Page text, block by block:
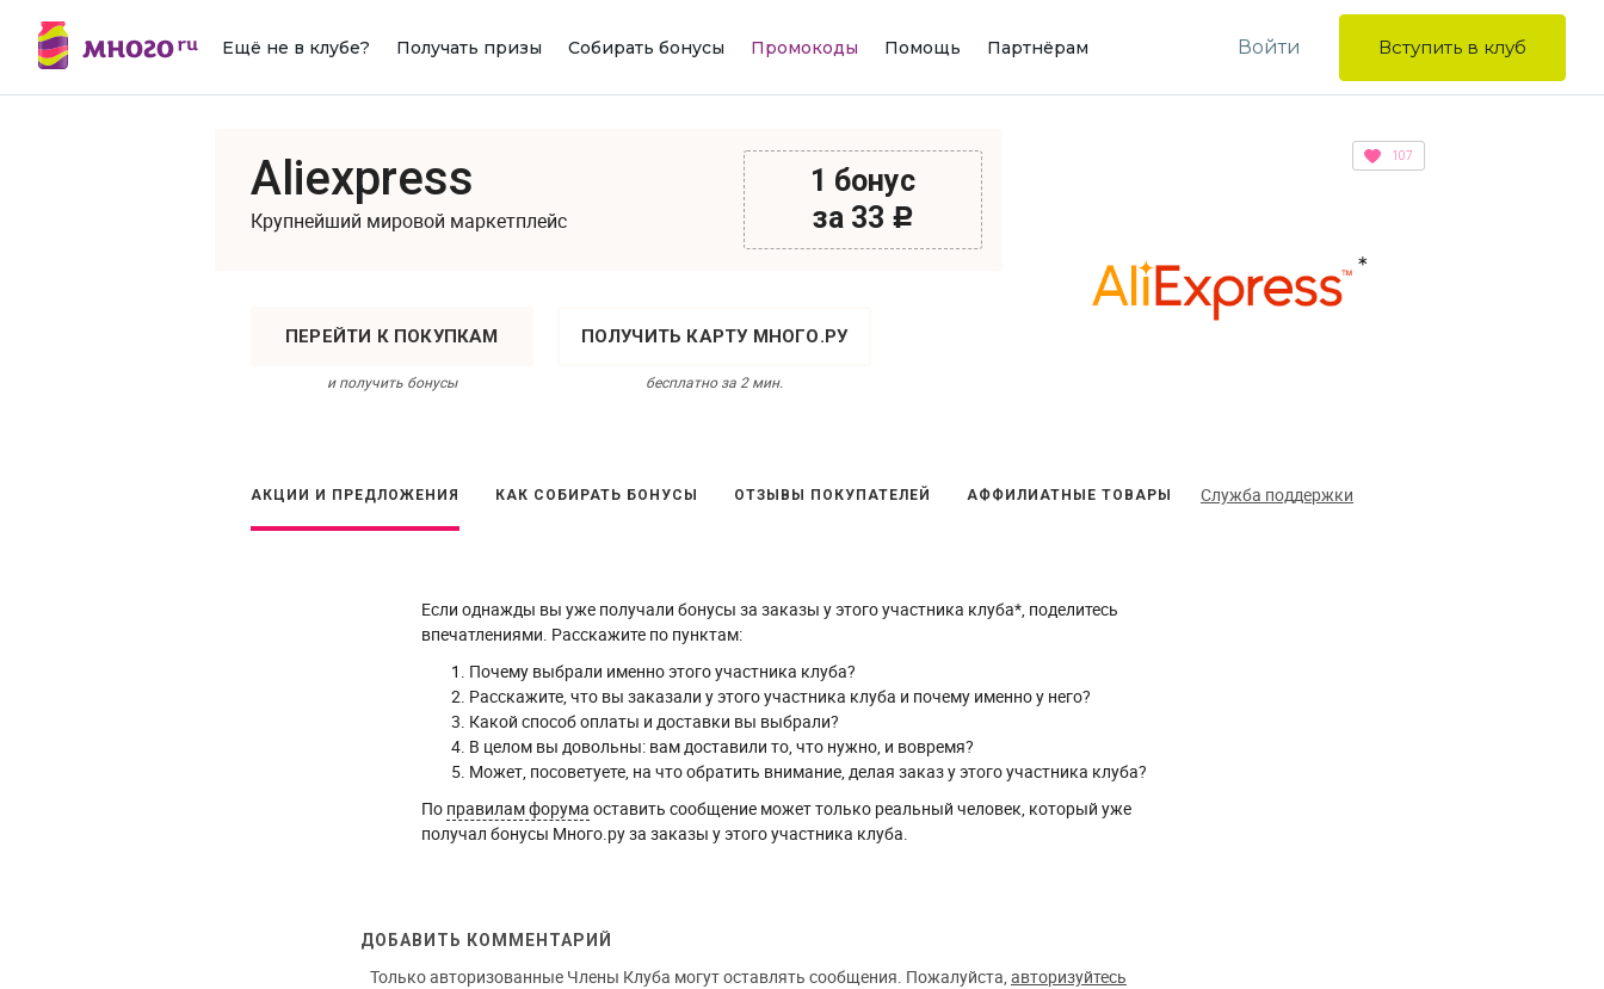
Ещё не в клубе? Получать призы Собирать бонусы Промокоды Помощь Партнёрам Войти Вступить в клуб
1 бонус
за 33 c
Aliexpress
Крупнейший мировой маркетплейс
ПЕРЕЙТИ К ПОКУПКАМ
и получить бонусы
ПОЛУЧИТЬ КАРТУ МНОГО.РУ
бесплатно за 2 мин.
107
АКЦИИ И ПРЕДЛОЖЕНИЯ КАК СОБИРАТЬ БОНУСЫ ОТЗЫВЫ ПОКУПАТЕЛЕЙ АФФИЛИАТНЫЕ ТОВАРЫ Служба поддержки
Если однажды вы уже получали бонусы за заказы у этого участника клуба*, поделитесь
впечатлениями. Расскажите по пунктам:
Почему выбрали именно этого участника клуба?
Расскажите, что вы заказали у этого участника клуба и почему именно у него?
Какой способ оплаты и доставки вы выбрали?
В целом вы довольны: вам доставили то, что нужно, и вовремя?
Может, посоветуете, на что обратить внимание, делая заказ у этого участника клуба?
По правилам форума оставить сообщение может только реальный человек, который уже
получал бонусы Много.ру за заказы у этого участника клуба.
ДОБАВИТЬ КОММЕНТАРИЙ
Только авторизованные Члены Клуба могут оставлять сообщения. Пожалуйста, авторизуйтесь